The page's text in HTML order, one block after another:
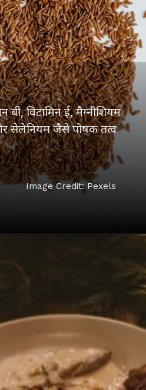
बी, विटामिन ई, मैग्नीशियम
सेलेनियम जैसे पोषक तत्व
Image Credit: Pexels